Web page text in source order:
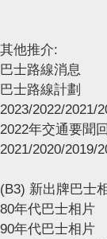
其他推介:
巴士路線消息
巴士路線計劃
2023/2022/2021/
2022年交通要聞
2021/2020/2019/
(B3) 新出牌巴士
80年代巴士相片
90年代巴士相片